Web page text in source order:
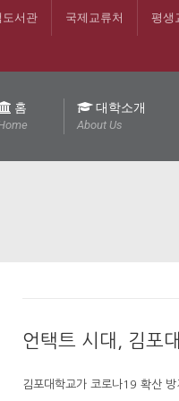
도서관 국제교류처 평생
홈 대학소개
About Us
언택트 시대, 김포
김포대학교가 코로나19 확산